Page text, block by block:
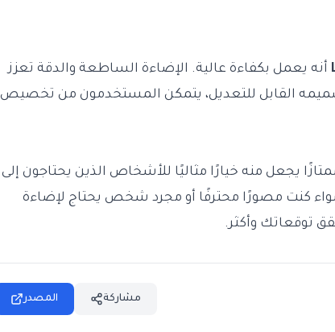
أنه يعمل بكفاءة عالية. الإضاءة الساطعة والدقة تعزز
القابل للتعديل، يتمكن المستخدمون من تخصيص
يجعل منه خيارًا مثاليًا للأشخاص الذين يحتاجون إلى
كنت مصورًا محترفًا أو مجرد شخص يحتاج لإضاءة
توقعاتك وأكثر.
المصدر مشاركة